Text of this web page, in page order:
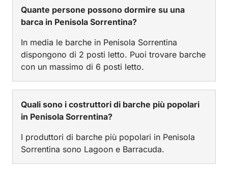
Quante persone possono dormire su una
barca in Penisola Sorrentina?
In media le barche in Penisola Sorrentina
dispongono di 2 posti letto. Puoi trovare barche
con un massimo di 6 posti letto.
Quali sono i costruttori di barche più popolari
in Penisola Sorrentina?
I produttori di barche più popolari in Penisola
Sorrentina sono Lagoon e Barracuda.